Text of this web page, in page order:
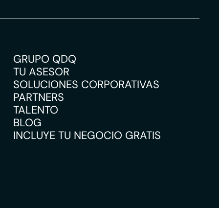
GRUPO QDQ
TU ASESOR
SOLUCIONES CORPORATIVAS
PARTNERS
TALENTO
BLOG
INCLUYE TU NEGOCIO GRATIS